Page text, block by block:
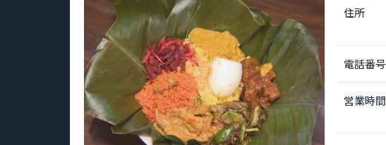
住所
電話番号
営業時間